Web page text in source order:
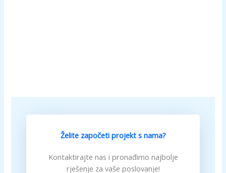
Želite započeti projekt s nama?
Kontaktirajte nas i pronađimo najbolje
rješenje za vaše poslovanje!